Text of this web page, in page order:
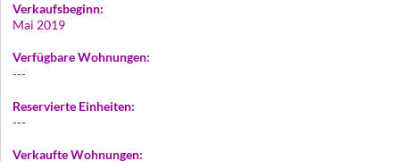
Verkaufsbeginn:
Mai 2019
Verfügbare Wohnungen:
---
Reservierte Einheiten:
---
Verkaufte Wohnungen: